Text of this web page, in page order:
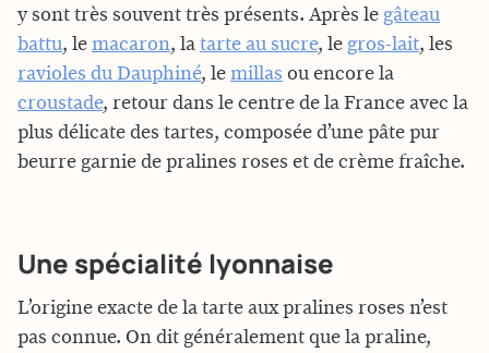
y sont très souvent très présents. Après le gâteau
battu, le macaron, la tarte au sucre, le gros-lait, les
ravioles du Dauphiné, le millas ou encore la
croustade, retour dans le centre de la France avec la
plus délicate des tartes, composée d’une pâte pur
beurre garnie de pralines roses et de crème fraîche.
Une spécialité lyonnaise
L’origine exacte de la tarte aux pralines roses n’est
pas connue. On dit généralement que la praline,